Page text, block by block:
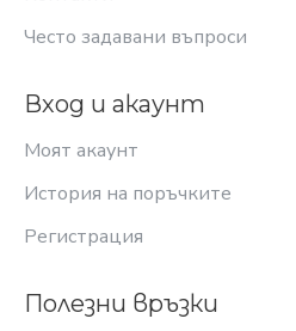
Често задавани въпроси
Вход и акаунт
Моят акаунт
История на поръчките
Регистрация
Полезни връзки